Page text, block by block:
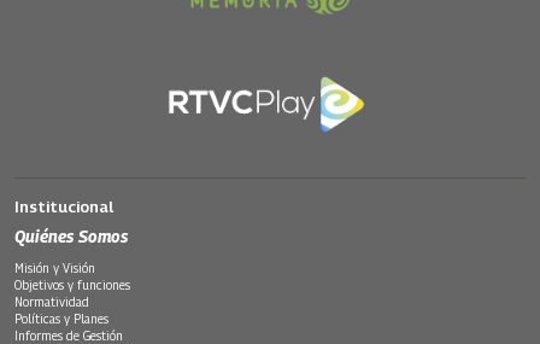
Institucional
Quiénes Somos
Misión y Visión
Objetivos y funciones
Normatividad
Políticas y Planes
Informes de Gestión